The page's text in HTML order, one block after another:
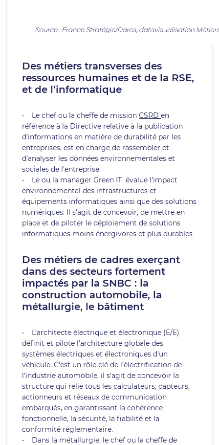
Des métiers transverses des
ressources humaines et de la RSE,
et de l’informatique
• Le chef ou la cheffe de mission CSRD en
référence à la Directive relative à la publication
d’informations en matière de durabilité par les
entreprises, est en charge de rassembler et
d’analyser les données environnementales et
sociales de l'entreprise.
• Le ou la manager Green IT évalue l’impact
environnemental des infrastructures et
équipements informatiques ainsi que des solutions
numériques. Il s'agit de concevoir, de mettre en
place et de piloter le déploiement de solutions
informatiques moins énergivores et plus durables
Des métiers de cadres exerçant
dans des secteurs fortement
impactés par la SNBC : la
construction automobile, la
métallurgie, le bâtiment
• L’architecte électrique et électronique (E/E)
définit et pilote l’architecture globale des
systèmes électriques et électroniques d’un
véhicule. C'est un rôle clé de l’électrification de
l’industrie automobile, il s'agit de concevoir la
structure qui relie tous les calculateurs, capteurs,
actionneurs et réseaux de communication
embarqués, en garantissant la cohérence
fonctionnelle, la sécurité, la fiabilité et la
conformité réglementaire.
• Dans la métallurgie, le chef ou la cheffe de